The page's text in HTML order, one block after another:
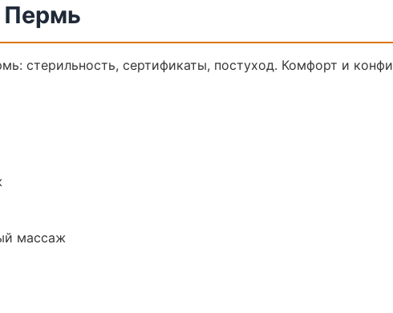
Пермь
стерильность, сертификаты, постуход. Комфорт и
массаж